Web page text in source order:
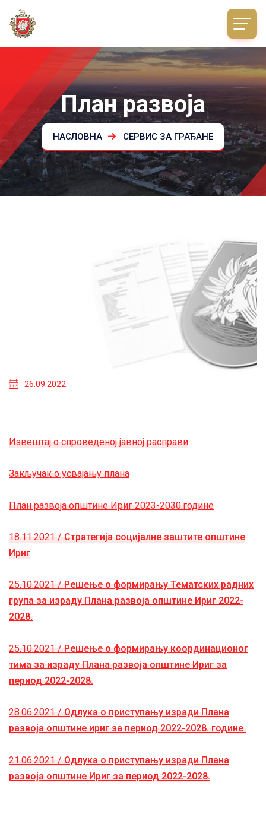
План развоја
НАСЛОВНА СЕРВИС ЗА ГРАЂАНЕ
26.09.2022.
Извештај о спроведеној јавној расправи
Закључак о усвајању плана
План развоја општине Ириг 2023-2030.године
18.11.2021 / Стратегија социјалне заштите општине
Ириг
25.10.2021 / Решење о формирању Тематских радних
група за израду Плана развоја општине Ириг 2022-
2028.
25.10.2021 / Решење о формирању координационог
тима за израду Плана развоја општине Ириг за
период 2022-2028.
28.06.2021 / Одлука о приступању изради Плана
развоја општине ириг за период 2022-2028. године
21.06.2021 / Одлука о приступању изради Плана
развоја општине Ириг за период 2022-2028.